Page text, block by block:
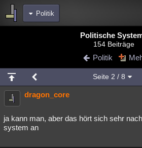
Politik
Blogs
Chat Wiki Neuigkeiten
meine Rubriken
Menschen Wissenschaft
Spiritualität Verschwörungen
Politische
154 Beiträge
Politik
Seite 2 / 8
dragon_core
ja kann man, aber das hört sich sehr
system an